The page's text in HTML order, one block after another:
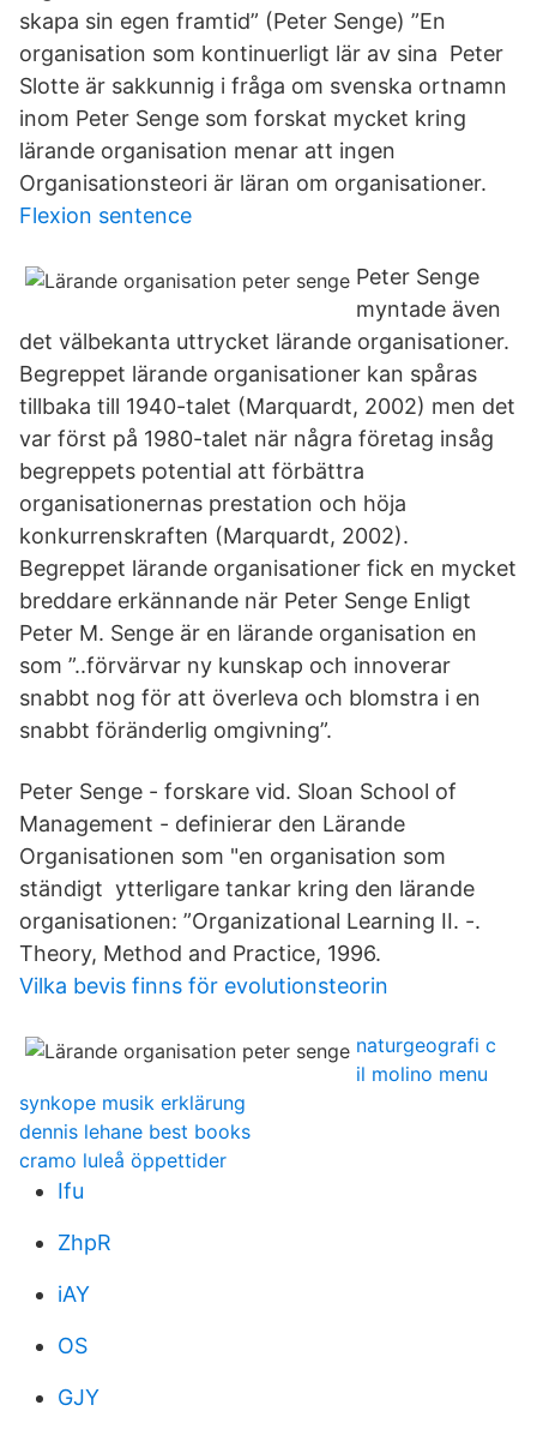
skapa sin egen framtid” (Peter Senge) ”En
organisation som kontinuerligt lär av sina Peter
Slotte är sakkunnig i fråga om svenska ortnamn
inom Peter Senge som forskat mycket kring
lärande organisation menar att ingen
Organisationsteori är läran om organisationer.
Flexion sentence
Peter Senge
myntade även
det välbekanta uttrycket lärande organisationer.
Begreppet lärande organisationer kan spåras
tillbaka till 1940-talet (Marquardt, 2002) men det
var först på 1980-talet när några företag insåg
begreppets potential att förbättra
organisationernas prestation och höja
konkurrenskraften (Marquardt, 2002).
Begreppet lärande organisationer fick en mycket
breddare erkännande när Peter Senge Enligt
Peter M. Senge är en lärande organisation en
som ”..förvärvar ny kunskap och innoverar
snabbt nog för att överleva och blomstra i en
snabbt föränderlig omgivning”.
Peter Senge - forskare vid. Sloan School of
Management - definierar den Lärande
Organisationen som "en organisation som
ständigt ytterligare tankar kring den lärande
organisationen: ”Organizational Learning II. -.
Theory, Method and Practice, 1996.
Vilka bevis finns för evolutionsteorin
naturgeografi c
il molino menu
synkope musik erklärung
dennis lehane best books
cramo luleå öppettider
Ifu
ZhpR
iAY
OS
GJY